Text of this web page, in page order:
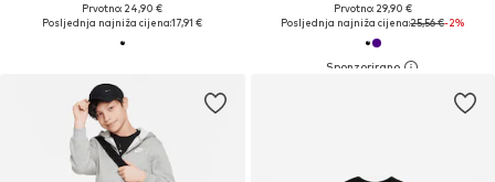
Prvotno: 24,90 €
Posljednja najniža cijena:17,91 €
Prvotno: 29,90 €
Posljednja najniža cijena:25,56 €-2%